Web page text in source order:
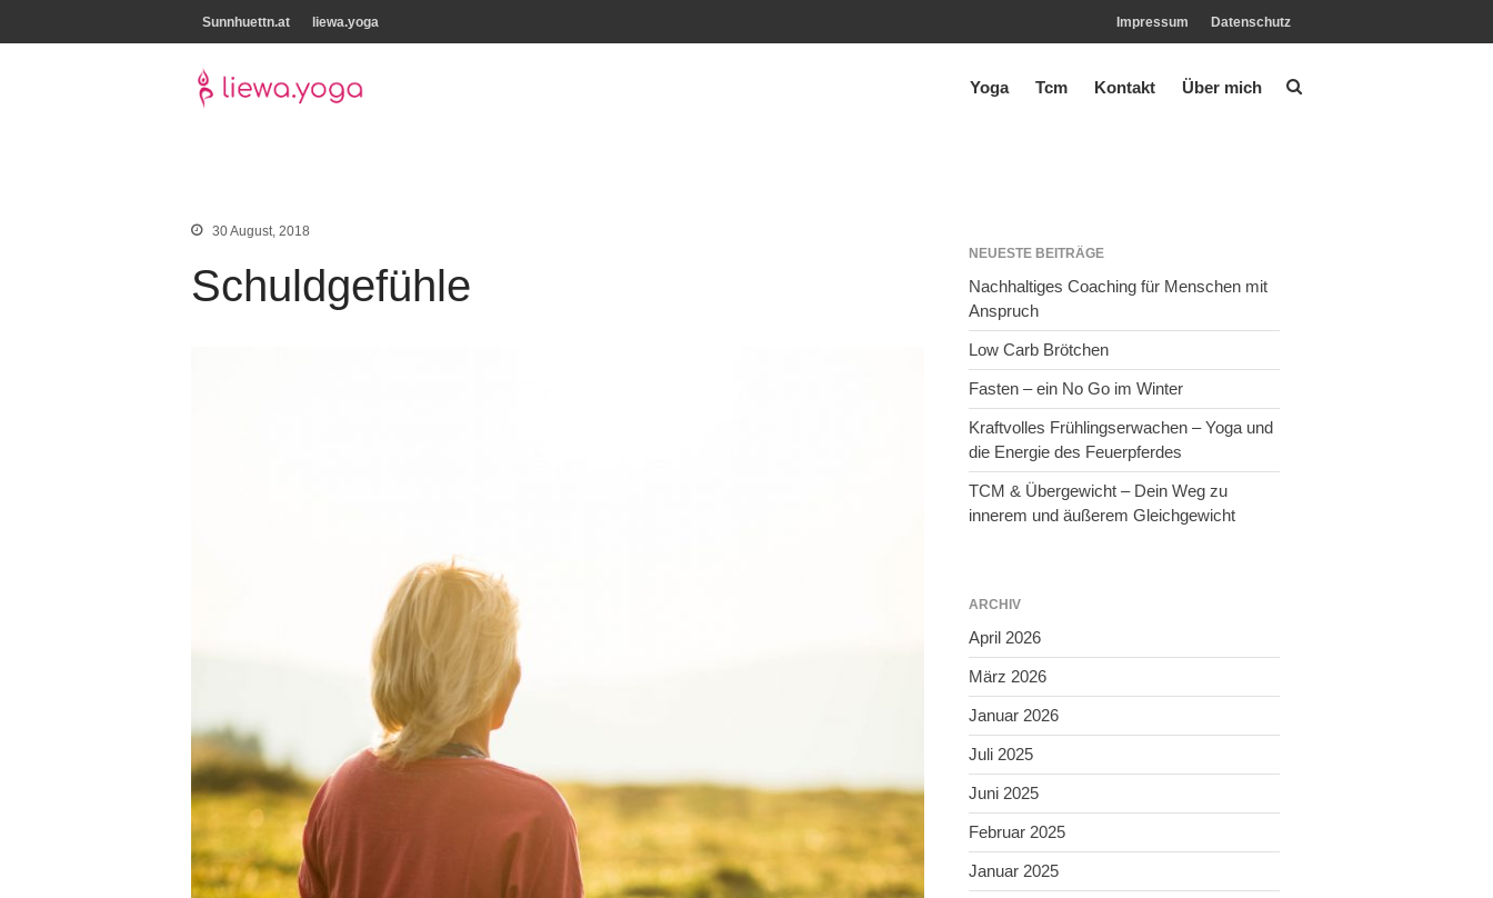
Sunnhuettn.at liewa.yoga Impressum Datenschutz
Yoga Tcm Kontakt Über mich
30 August, 2018
Schuldgefühle
NEUESTE BEITRÄGE
Nachhaltiges Coaching für Menschen mit
Anspruch
Low Carb Brötchen
Fasten – ein No Go im Winter
Kraftvolles Frühlingserwachen – Yoga und
die Energie des Feuerpferdes
TCM & Übergewicht – Dein Weg zu
innerem und äußerem Gleichgewicht
ARCHIV
April 2026
März 2026
Januar 2026
Juli 2025
Juni 2025
Februar 2025
Januar 2025